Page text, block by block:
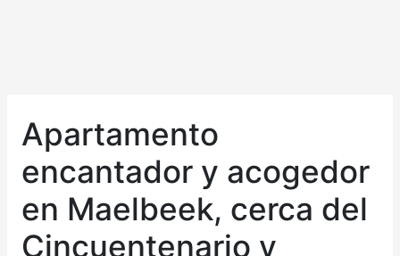
Apartamento
encantador y acogedor
en Maelbeek, cerca del
Cincuentenario y